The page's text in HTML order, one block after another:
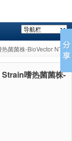
菌菌株-BioVector NTCC
嗜热菌菌株-